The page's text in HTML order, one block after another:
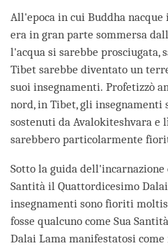
All'epoca in cui Buddha
era in gran parte sommersa
l'acqua si sarebbe prosciugata,
Tibet sarebbe diventato un
suoi insegnamenti. Profetizzò
nord, in Tibet, gli
sostenuti da Avalokiteshvara e
sarebbero particolarmente
Sotto la guida dell'incarnazione
Santità il Quattordicesimo
insegnamenti sono fioriti
fosse qualcuno come Sua
Dalai Lama manifestatosi come